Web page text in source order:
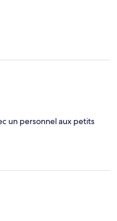
un personnel aux petits